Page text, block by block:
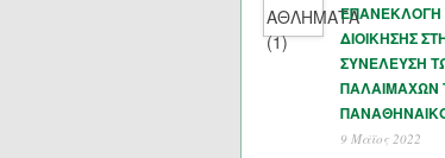
ΕΠΑΝΕΚΛΟΓΗ
ΔΙΟΙΚΗΣΗΣ
ΣΥΝΕΛΕΥΣΗ
ΠΑΛΑΙΜΑΧΩΝ
9 Μάϊος 2022